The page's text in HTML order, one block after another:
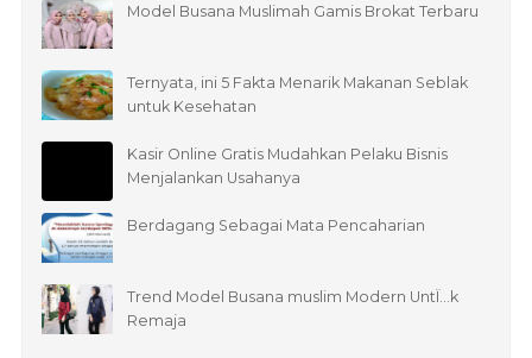
Model Busana Muslimah Gamis Brokat Terbaru
Ternyata, ini 5 Fakta Menarik Makanan Seblak
untuk Kesehatan
Kasir Online Gratis Mudahkan Pelaku Bisnis
Menjalankan Usahanya
Berdagang Sebagai Mata Pencaharian
Trend Model Busana muslim Modern UntÏ…k
Remaja